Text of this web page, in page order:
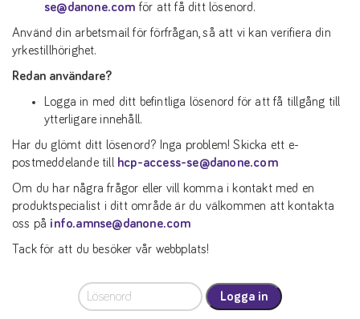
se@danone.com för att få ditt lösenord.
Använd din arbetsmail för förfrågan, så att vi kan verifiera din
yrkestillhörighet.
Redan användare?
Logga in med ditt befintliga lösenord för att få tillgång till
ytterligare innehåll.
Har du glömt ditt lösenord? Inga problem! Skicka ett e-
postmeddelande till
hcp-access-se@danone.com
Om du har några frågor eller vill komma i kontakt med en
produktspecialist i ditt område är du välkommen att kontakta
oss på info.amnse@danone.com
Tack för att du besöker vår webbplats!
Logga in